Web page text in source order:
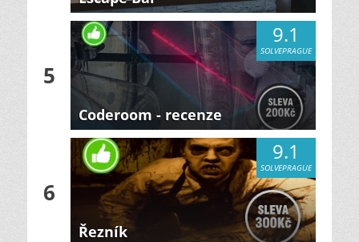
5
9.1
SOLVEPRAGUE
Coderoom - recenze
6
9.1
SOLVEPRAGUE
Řezník